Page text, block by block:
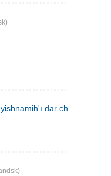
dar chahār pardih